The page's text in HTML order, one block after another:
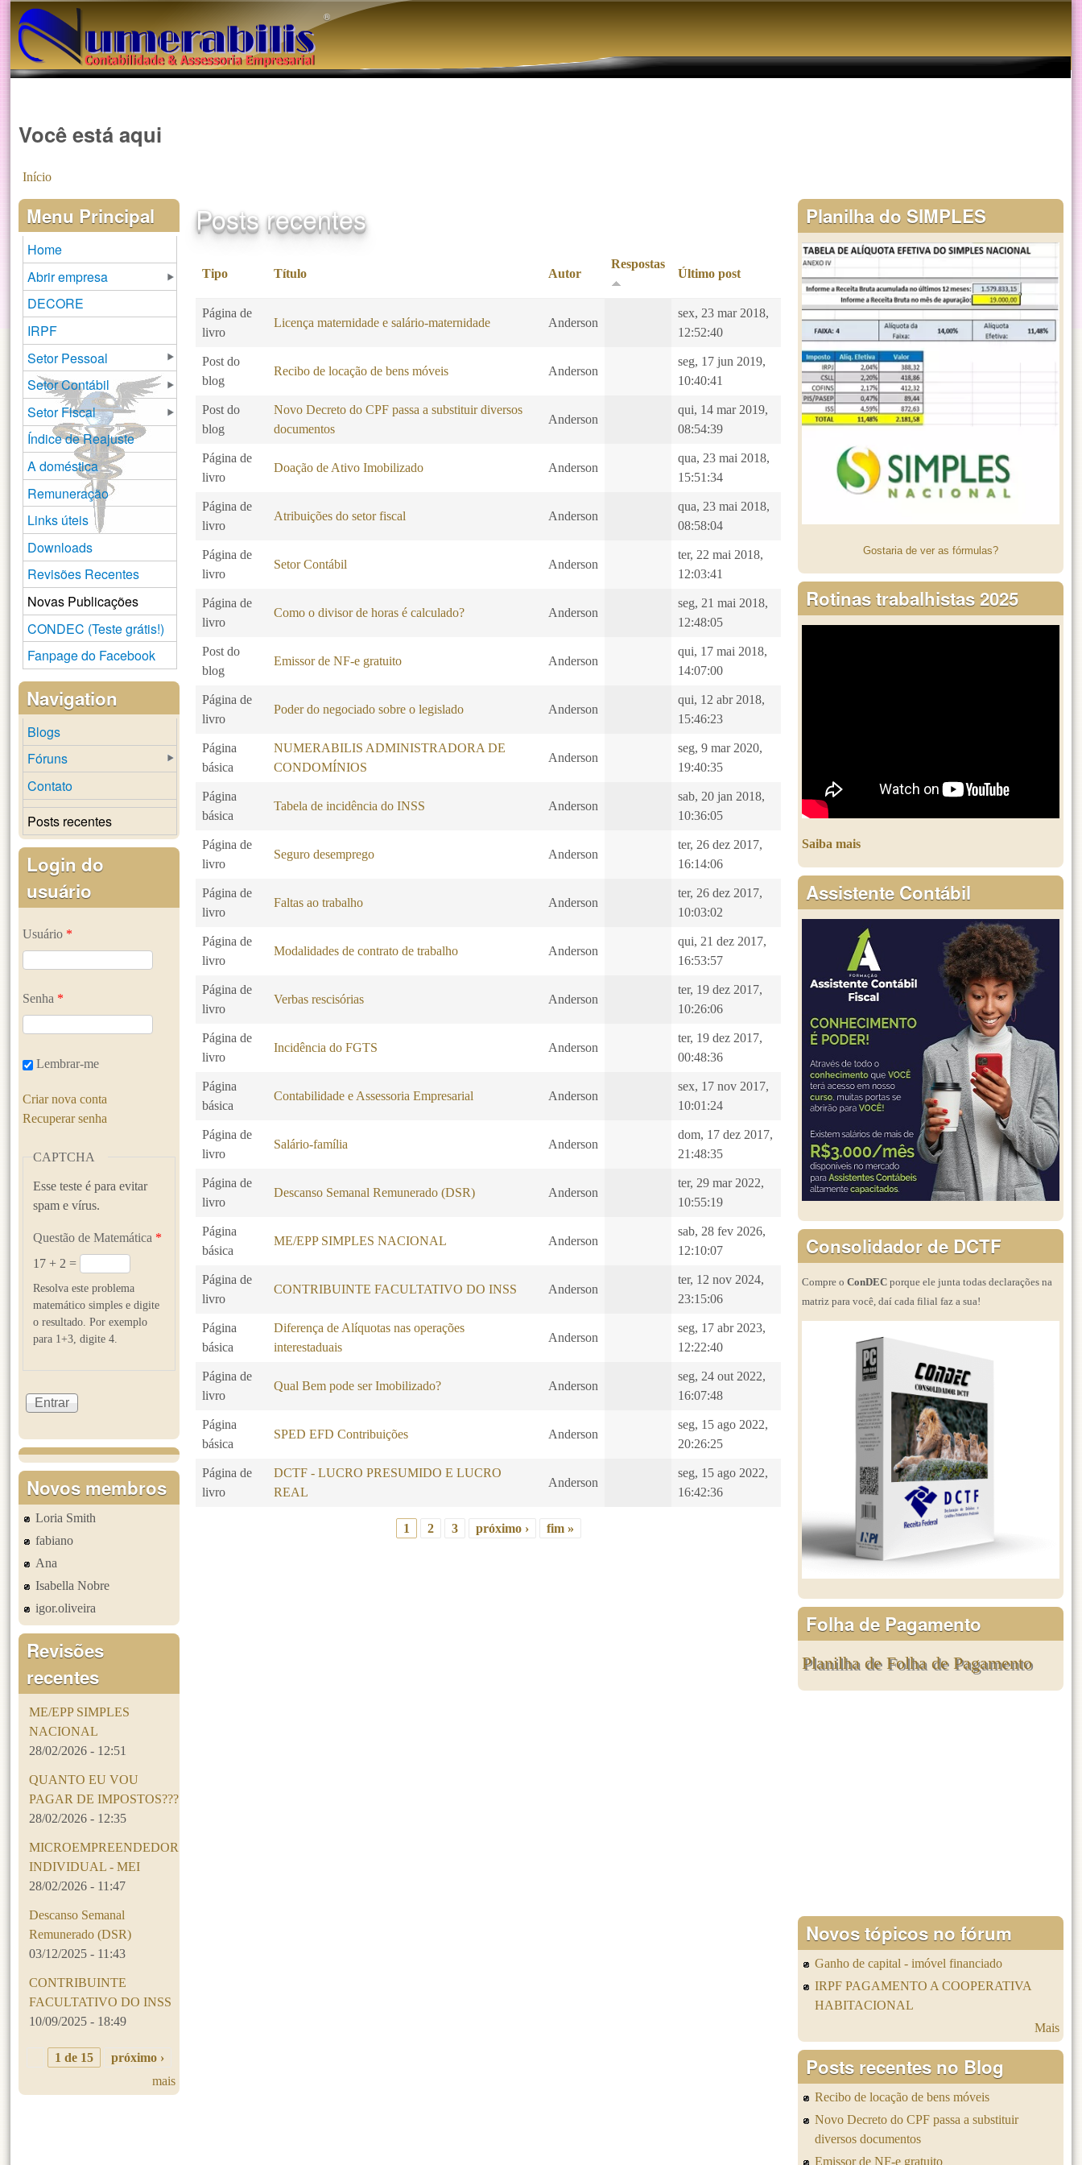
®️
Você está aqui
Início
Posts recentes
Tipo Título Autor
Respostas
Último post
Página de
livro
Licença maternidade e salário-maternidade Anderson
sex, 23 mar 2018,
12:52:40
Post do
blog
Recibo de locação de bens móveis Anderson
seg, 17 jun 2019,
10:40:41
Post do
blog
Novo Decreto do CPF passa a substituir diversos
documentos
Anderson
qui, 14 mar 2019,
08:54:39
Página de
livro
Doação de Ativo Imobilizado Anderson
qua, 23 mai 2018,
15:51:34
Página de
livro
Atribuições do setor fiscal Anderson
qua, 23 mai 2018,
08:58:04
Página de
livro
Setor Contábil Anderson
ter, 22 mai 2018,
12:03:41
Página de
livro
Como o divisor de horas é calculado? Anderson
seg, 21 mai 2018,
12:48:05
Post do
blog
Emissor de NF-e gratuito Anderson
qui, 17 mai 2018,
14:07:00
Página de
livro
Poder do negociado sobre o legislado Anderson
qui, 12 abr 2018,
15:46:23
Página
básica
NUMERABILIS ADMINISTRADORA DE
CONDOMÍNIOS
Anderson
seg, 9 mar 2020,
19:40:35
Página
básica
Tabela de incidência do INSS Anderson
sab, 20 jan 2018,
10:36:05
Página de
livro
Seguro desemprego Anderson
ter, 26 dez 2017,
16:14:06
Página de
livro
Faltas ao trabalho Anderson
ter, 26 dez 2017,
10:03:02
Página de
livro
Modalidades de contrato de trabalho Anderson
qui, 21 dez 2017,
16:53:57
Página de
livro
Verbas rescisórias Anderson
ter, 19 dez 2017,
10:26:06
Página de
livro
Incidência do FGTS Anderson
ter, 19 dez 2017,
00:48:36
Página
básica
Contabilidade e Assessoria Empresarial Anderson
sex, 17 nov 2017,
10:01:24
Página de
livro
Salário-família Anderson
dom, 17 dez 2017,
21:48:35
Página de
livro
Descanso Semanal Remunerado (DSR) Anderson
ter, 29 mar 2022,
10:55:19
Página
básica
ME/EPP SIMPLES NACIONAL Anderson
sab, 28 fev 2026,
12:10:07
Página de
livro
CONTRIBUINTE FACULTATIVO DO INSS Anderson
ter, 12 nov 2024,
23:15:06
Página
básica
Diferença de Alíquotas nas operações
interestaduais
Anderson
seg, 17 abr 2023,
12:22:40
Página de
livro
Qual Bem pode ser Imobilizado? Anderson
seg, 24 out 2022,
16:07:48
Página
básica
SPED EFD Contribuições Anderson
seg, 15 ago 2022,
20:26:25
Página de
livro
DCTF - LUCRO PRESUMIDO E LUCRO
REAL
Anderson
seg, 15 ago 2022,
16:42:36
1 2 3 próximo › fim »
Menu Principal
Home
Abrir empresa
DECORE
IRPF
Setor Pessoal
Setor Contábil
Setor Fiscal
Índice de Reajuste
A doméstica
Remuneração
Links úteis
Downloads
Revisões Recentes
Novas Publicações
CONDEC (Teste grátis!)
Fanpage do Facebook
Navigation
Blogs
Fóruns
Contato
Posts recentes
Login do
usuário
Usuário *
Senha *
Lembrar-me
Criar nova conta
Recuperar senha
CAPTCHA
Esse teste é para evitar
spam e vírus.
Questão de Matemática *
17 + 2 =
Resolva este problema
matemático simples e digite
o resultado. Por exemplo
para 1+3, digite 4.
Novos membros
Loria Smith
fabiano
Ana
Isabella Nobre
igor.oliveira
Revisões
recentes
ME/EPP SIMPLES
NACIONAL
28/02/2026 - 12:51
QUANTO EU VOU
PAGAR DE IMPOSTOS???
28/02/2026 - 12:35
MICROEMPREENDEDOR
INDIVIDUAL - MEI
28/02/2026 - 11:47
Descanso Semanal
Remunerado (DSR)
03/12/2025 - 11:43
CONTRIBUINTE
FACULTATIVO DO INSS
10/09/2025 - 18:49
1 de 15
próximo ›
mais
Planilha do SIMPLES
Gostaria de ver as fórmulas?
Rotinas trabalhistas 2025
Saiba mais
Assistente Contábil
Consolidador de DCTF
Compre o ConDEC porque ele junta todas declarações na
matriz para você, daí cada filial faz a sua!
Folha de Pagamento
Planilha de Folha de Pagamento
Novos tópicos no fórum
Ganho de capital - imóvel financiado
IRPF PAGAMENTO A COOPERATIVA
HABITACIONAL
Mais
Posts recentes no Blog
Recibo de locação de bens móveis
Novo Decreto do CPF passa a substituir
diversos documentos
Emissor de NF-e gratuito